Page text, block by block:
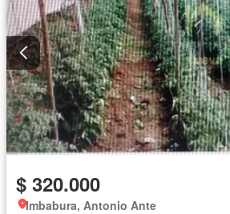
$ 320.000
Imbabura, Antonio Ante